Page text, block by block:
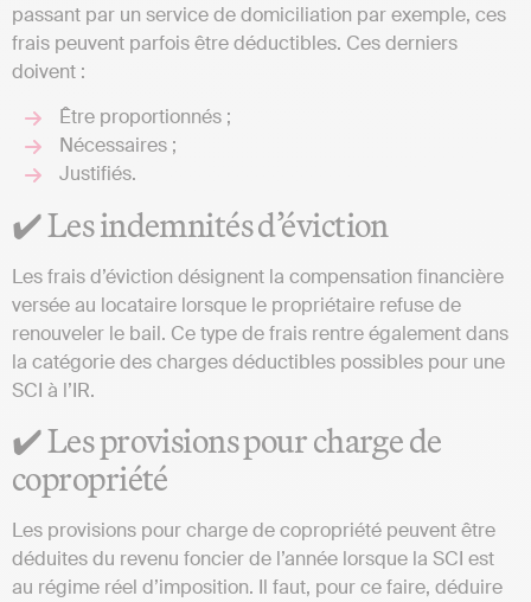
passant par un service de domiciliation par exemple, ces
frais peuvent parfois être déductibles. Ces derniers
doivent :
Être proportionnés ;
Nécessaires ;
Justifiés.
✔️ Les indemnités d’éviction
Les frais d’éviction désignent la compensation financière
versée au locataire lorsque le propriétaire refuse de
renouveler le bail. Ce type de frais rentre également dans
la catégorie des charges déductibles possibles pour une
SCI à l’IR.
✔️ Les provisions pour charge de
copropriété
Les provisions pour charge de copropriété peuvent être
déduites du revenu foncier de l’année lorsque la SCI est
au régime réel d’imposition. Il faut, pour ce faire, déduire